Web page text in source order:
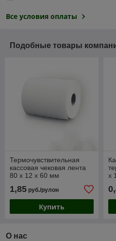
Все условия оплаты
Подобные товары
Термочувствительная
кассовая чековая лента
80 х 12 х 60 мм
1,85 руб./рулон
Купить
х
О нас